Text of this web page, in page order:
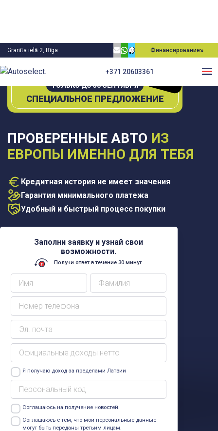
Granīta ielā 2, Rīga Финансирование
+371 20603361
Заполни заявку и узнай свои
возможности.
Получи ответ в течение 30 минут.
Я получаю доход за пределами Латвии
Соглашаюсь на получение новостей.
Соглашаюсь с тем, что мои персональные данные
могут быть переданы третьим лицам.
ТОЛЬКО ДО 30 СЕНТЯБРЯ
СПЕЦИАЛЬНОЕ ПРЕДЛОЖЕНИЕ
0€
ПРОВЕРЕННЫЕ АВТО ИЗ
ЕВРОПЫ ИМЕННО ДЛЯ ТЕБЯ
Кредитная история не имеет значения
Гарантия минимального платежа
Удобный и быстрый процесс покупки